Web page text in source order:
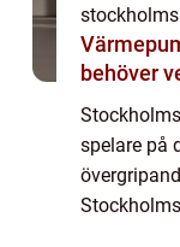
behöver
spelare på